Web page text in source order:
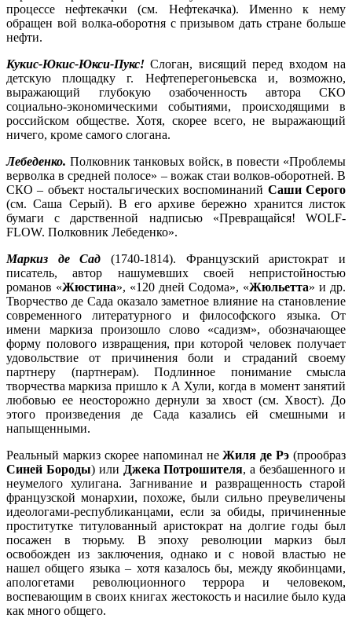
процессе нефтекачки (см. Нефтекачка). Именно к нему
обращен вой волка-оборотня с призывом дать стране больше
нефти.
Кукис-Юкис-Юкси-Пукс! Слоган, висящий перед входом на
детскую площадку г. Нефтеперегоньевска и, возможно,
выражающий глубокую озабоченность автора СКО
социально-экономическими событиями, происходящими в
российском обществе. Хотя, скорее всего, не выражающий
ничего, кроме самого слогана.
Лебеденко. Полковник танковых войск, в повести «Проблемы
верволка в средней полосе» – вожак стаи волков-оборотней. В
СКО – объект ностальгических воспоминаний Саши Серого
(см. Саша Серый). В его архиве бережно хранится листок
бумаги с дарственной надписью «Превращайся! WOLF-
FLOW. Полковник Лебеденко».
Маркиз де Сад (1740-1814). Французский аристократ и
писатель, автор нашумевших своей непристойностью
романов «Жюстина», «120 дней Содома», «Жюльетта» и др.
Творчество де Сада оказало заметное влияние на становление
современного литературного и философского языка. От
имени маркиза произошло слово «садизм», обозначающее
форму полового извращения, при которой человек получает
удовольствие от причинения боли и страданий своему
партнеру (партнерам). Подлинное понимание смысла
творчества маркиза пришло к А Хули, когда в момент занятий
любовью ее неосторожно дернули за хвост (см. Хвост). До
этого произведения де Сада казались ей смешными и
напыщенными.
Реальный маркиз скорее напоминал неЖиля де Рэ (прообраз
Синей Бороды) или Джека Потрошителя, а безбашенного и
неумелого хулигана. Загнивание и развращенность старой
французской монархии, похоже, были сильно преувеличены
идеологами-республиканцами, если за обиды, причиненные
проститутке титулованный аристократ на долгие годы был
посажен в тюрьму. В эпоху революции маркиз был
освобожден из заключения, однако и с новой властью не
нашел общего языка – хотя казалось бы, между якобинцами,
апологетами революционного террора и человеком,
воспевающим в своих книгах жестокость и насилие было куда
как много общего.